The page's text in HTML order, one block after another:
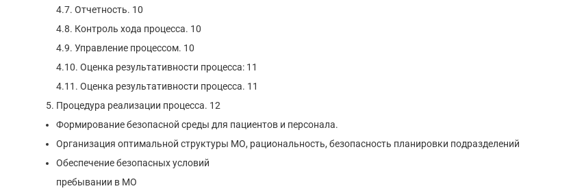
4.7. Отчетность. 10
4.8. Контроль хода процесса. 10
4.9. Управление процессом. 10
4.10. Оценка результативности процесса: 11
4.11. Оценка результативности процесса. 11
Процедура реализации процесса. 12
Формирование безопасной среды для пациентов и персонала.
Организация оптимальной структуры МО, рациональность, безопасность планировки подразделений
Обеспечение безопасных условий
пребывании в МО